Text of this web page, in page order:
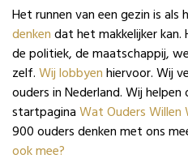
Het runnen van een gezin is als
denkendat het makkelijker kan.
de politiek, de maatschappij,
zelf.Wij lobbyenhiervoor. Wij
ouders in Nederland. Wij
startpaginaWat Ouders Willen
900 ouders denken met ons
ook mee?